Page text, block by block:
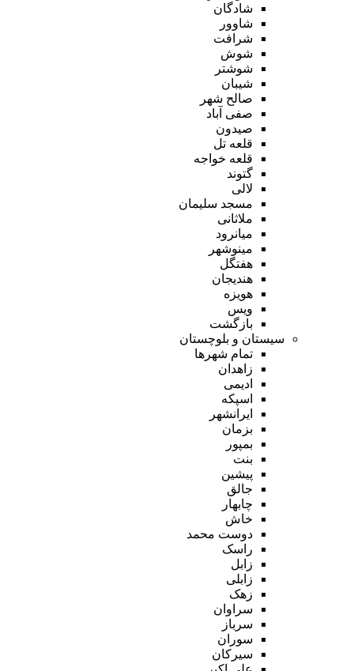
شادگان
شاوور
شرافت
شوش
شوشتر
شیبان
صالح شهر
صفی آباد
صیدون
قلعه تل
قلعه خواجه
گتوند
لالی
مسجد سلیمان
ملاثانی
میانرود
مینوشهر
هفتگل
هندیجان
هویزه
ویس
بازگشت
سیستان و بلوچستان
تمام شهر‌ها
زاهدان
ادیمی
اسپکه
ایرانشهر
بزمان
بمپور
بنت
پیشین
جالق
چابهار
خاش
دوست محمد
راسک
زابل
زابلی
زهک
سراوان
سرباز
سوران
سیرکان